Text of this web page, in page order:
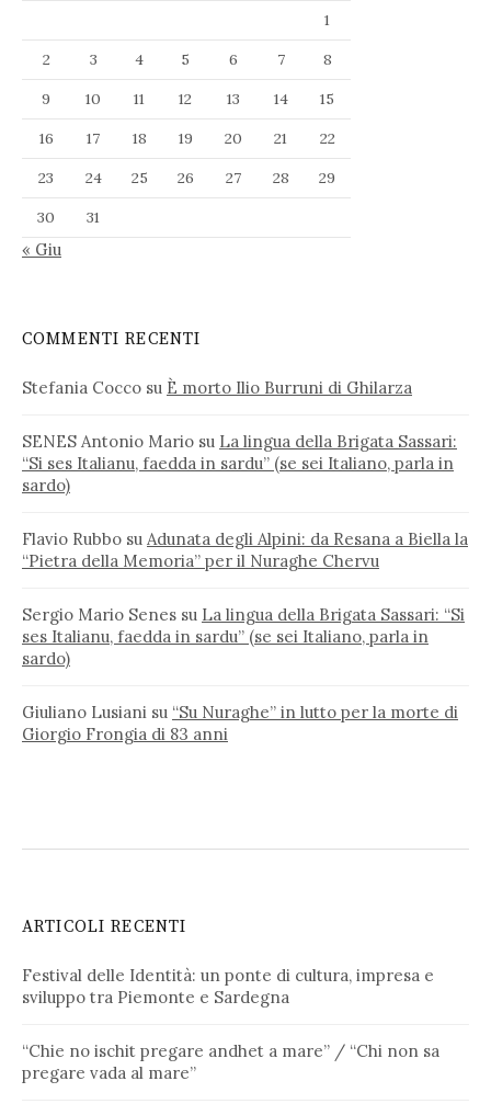
1
2
3 4 5 6 7
8
9
10 11 12 13 14
15
16
17 18 19 20 21
22
23
24 25 26 27 28
29
30
31
« Giu
COMMENTI RECENTI
Stefania Cocco su È morto Ilio Burruni di Ghilarza
SENES Antonio Mario su La lingua della Brigata Sassari:
“Si ses Italianu, faedda in sardu” (se sei Italiano, parla in
sardo)
Flavio Rubbo su Adunata degli Alpini: da Resana a Biella la
“Pietra della Memoria” per il Nuraghe Chervu
Sergio Mario Senes su La lingua della Brigata Sassari: “Si
ses Italianu, faedda in sardu” (se sei Italiano, parla in
sardo)
Giuliano Lusiani su “Su Nuraghe” in lutto per la morte di
Giorgio Frongia di 83 anni
ARTICOLI RECENTI
Festival delle Identità: un ponte di cultura, impresa e
sviluppo tra Piemonte e Sardegna
“Chie no ischit pregare andhet a mare” / “Chi non sa
pregare vada al mare”